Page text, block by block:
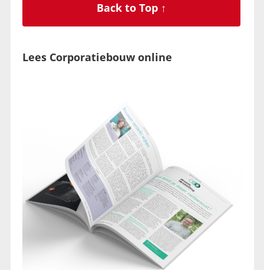
Back to Top ↑
Lees Corporatiebouw online